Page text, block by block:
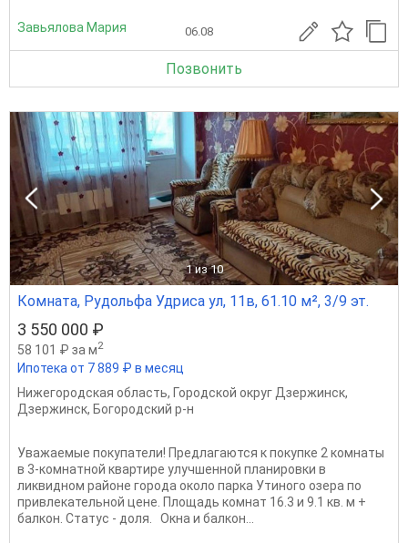
Завьялова Мария 06.08
Позвонить
1 из 10
Комната, Рудольфа Удриса ул, 11в, 61.10 м², 3/9 эт.
3 550 000 ₽
58 101 ₽ за м2
Ипотека от 7 889 ₽ в месяц
Нижегородская область, Городской округ Дзержинск,
Дзержинск, Богородский р-н
Уважаемые покупатели! Предлагаются к покупке 2 комнаты
в 3-комнатной квартире улучшенной планировки в
ликвидном районе города около парка Утиного озера по
привлекательной цене. Площадь комнат 16.3 и 9.1 кв. м +
балкон. Статус - доля. Окна и балкон...